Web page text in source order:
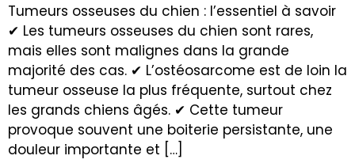
Tumeurs osseuses du chien : l’essentiel à savoir
✔ Les tumeurs osseuses du chien sont rares,
mais elles sont malignes dans la grande
majorité des cas. ✔ L’ostéosarcome est de loin la
tumeur osseuse la plus fréquente, surtout chez
les grands chiens âgés. ✔ Cette tumeur
provoque souvent une boiterie persistante, une
douleur importante et […]